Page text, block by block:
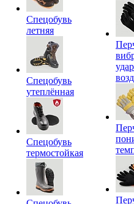
Спецобувь
летняя
Спецобувь
утеплённая
Спецобувь
термостойкая